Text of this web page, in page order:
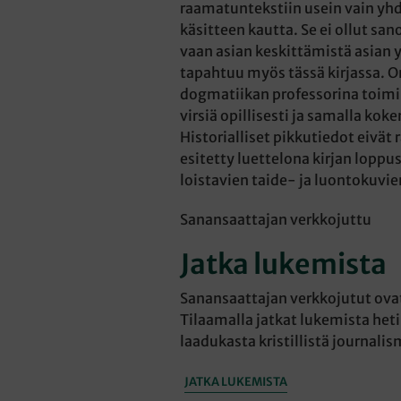
raamatuntekstiin usein vain
käsitteen kautta. Se ei ollut
vaan asian keskittämistä asian
tapahtuu myös tässä kirjassa.
dogmatiikan professorina
virsiä opillisesti ja samalla
Historialliset pikkutiedot eivät
esitetty luettelona kirjan
loistavien taide- ja
Sanansaattajan verkkojuttu
Jatka lukemista
Sanansaattajan verkkojutut
Tilaamalla jatkat lukemista
laadukasta kristillistä
JATKA LUKEMISTA